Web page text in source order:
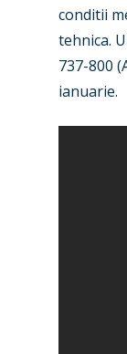
conditii
tehnica.
737-800
ianuarie.